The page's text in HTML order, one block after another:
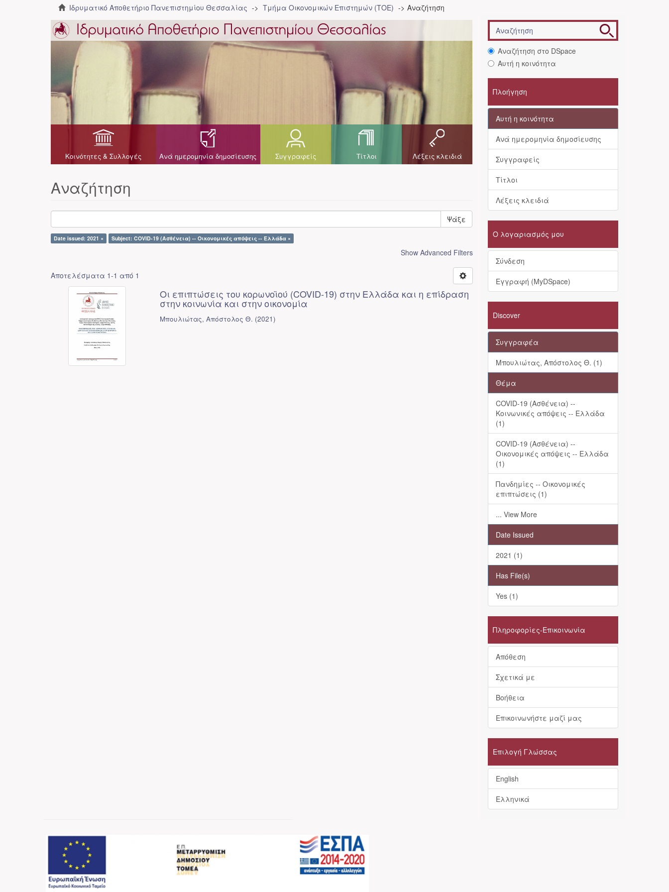
Ιδρυματικό Αποθετήριο Πανεπιστημίου Θεσσαλίας Τμήμα Οικονομικών Επιστημών (ΤΟΕ) Αναζήτηση
Κοινότητες & Συλλογές Ανά ημερομηνία δημοσίευσης Συγγραφείς Τίτλοι Λέξεις κλειδιά
Αναζήτηση
Ψάξε
Date issued: 2021 × Subject: COVID-19 (Ασθένεια) -- Οικονομικές απόψεις -- Ελλάδα ×
Show Advanced Filters
Αποτελέσματα 1-1 από 1
Οι επιπτώσεις του κορωνοϊού (COVID-19) στην Ελλάδα και η επίδραση
στην κοινωνία και στην οικονομία
Μπουλιώτας, Απόστολος Θ. (2021)
Αναζήτηση στο DSpace
Αυτή η κοινότητα
Πλοήγηση
Αυτή η κοινότητα
Ανά ημερομηνία δημοσίευσης
Συγγραφείς
Τίτλοι
Λέξεις κλειδιά
Ο λογαριασμός μου
Σύνδεση
Εγγραφή (MyDSpace)
Discover
Συγγραφέα
Μπουλιώτας, Απόστολος Θ. (1)
Θέμα
COVID-19 (Ασθένεια) --
Κοινωνικές απόψεις -- Ελλάδα
(1)
COVID-19 (Ασθένεια) --
Οικονομικές απόψεις -- Ελλάδα
(1)
Πανδημίες -- Οικονομικές
επιπτώσεις (1)
... View More
Date Issued
2021 (1)
Has File(s)
Yes (1)
Πληροφορίες-Επικοινωνία
Απόθεση
Σχετικά με
Βοήθεια
Επικοινωνήστε μαζί μας
Επιλογή Γλώσσας
English
Ελληνικά